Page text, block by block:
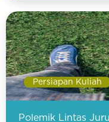
Persiapan Kuliah
Polemik Lintas